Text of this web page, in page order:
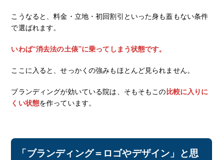
こうなると、料金・立地・初回割引といった身も蓋もない条件
で選ばれます。
いわば“消去法の土俵”に乗ってしまう状態です。
ここに入ると、せっかくの強みもほとんど見られません。
ブランディングが効いている院は、そもそもこの比較に入りに
くい状態を作っています。
「ブランディング＝ロゴやデザイン」と思